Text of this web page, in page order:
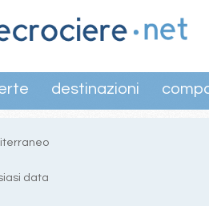
destinazioni
data